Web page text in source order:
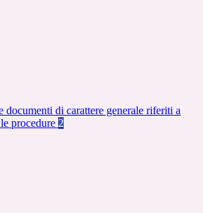
documenti di carattere generale riferiti a
procedure 2